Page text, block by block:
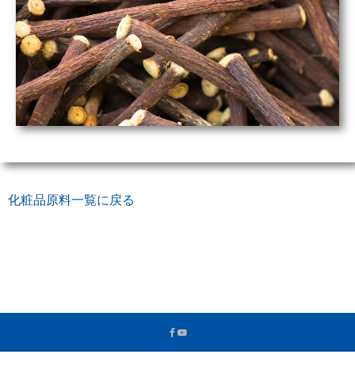
化粧品原料一覧に戻る